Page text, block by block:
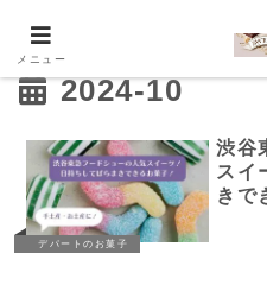
2024-10
デパートのお菓子
渋谷
スイ
きで
メニュー